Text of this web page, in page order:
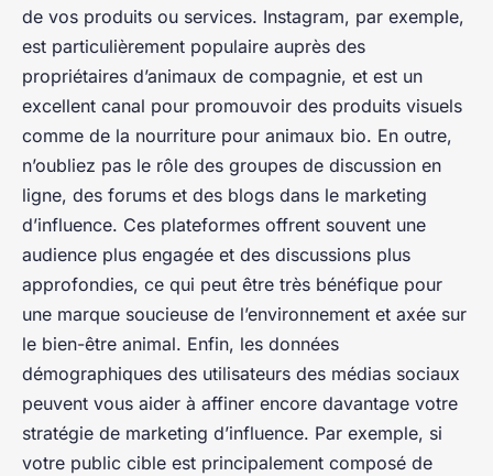
de vos produits ou services. Instagram, par exemple,
est particulièrement populaire auprès des
propriétaires d’animaux de compagnie, et est un
excellent canal pour promouvoir des produits visuels
comme de la nourriture pour animaux bio. En outre,
n’oubliez pas le rôle des groupes de discussion en
ligne, des forums et des blogs dans le marketing
d’influence. Ces plateformes offrent souvent une
audience plus engagée et des discussions plus
approfondies, ce qui peut être très bénéfique pour
une marque soucieuse de l’environnement et axée sur
le bien-être animal. Enfin, les données
démographiques des utilisateurs des médias sociaux
peuvent vous aider à affiner encore davantage votre
stratégie de marketing d’influence. Par exemple, si
votre public cible est principalement composé de